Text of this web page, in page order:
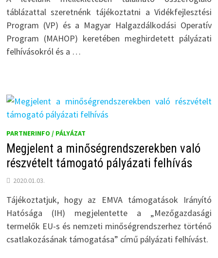
táblázattal szeretnénk tájékoztatni a Vidékfejlesztési
Program (VP) és a Magyar Halgazdálkodási Operatív
Program (MAHOP) keretében meghirdetett pályázati
felhívásokról és a …
PARTNERINFO / PÁLYÁZAT
Megjelent a minőségrendszerekben való
részvételt támogató pályázati felhívás
2020.01.03.
Tájékoztatjuk, hogy az EMVA támogatások Irányító
Hatósága (IH) megjelentette a „Mezőgazdasági
termelők EU-s és nemzeti minőségrendszerhez történő
csatlakozásának támogatása” című pályázati felhívást.